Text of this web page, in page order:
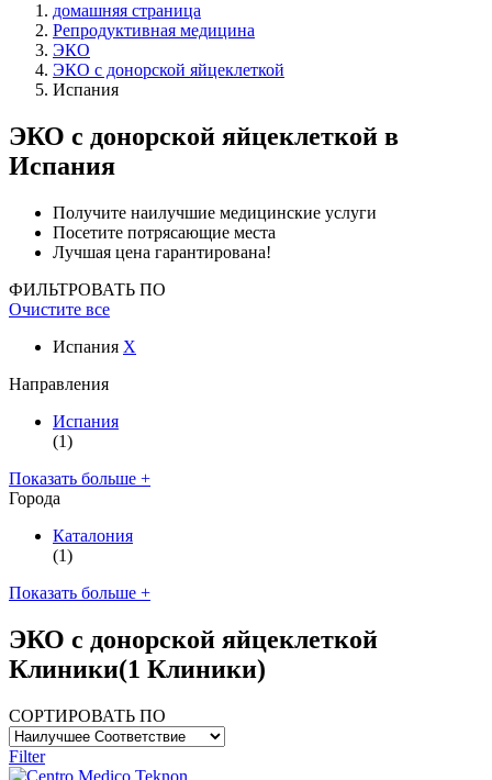
домашняя страница
Репродуктивная медицина
ЭКО
ЭКО с донорской яйцеклеткой
Испания
ЭКО с донорской яйцеклеткой в
Испания
Получите наилучшие медицинские услуги
Посетите потрясающие места
Лучшая цена гарантирована!
ФИЛЬТРОВАТЬ ПО
Очистите все
Испания X
Направления
Испания
(1)
Показать больше +
Города
Каталония
(1)
Показать больше +
ЭКО с донорской яйцеклеткой
Клиники(1 Клиники)
СОРТИРОВАТЬ ПО
Filter